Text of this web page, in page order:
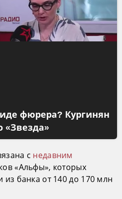
фюрера? Кургинян
«Звезда»
с недавним
«Альфы», которых
банка от 140 до 170 млн